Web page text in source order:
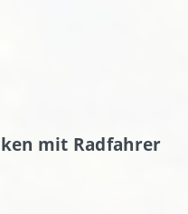
mit Radfahrer